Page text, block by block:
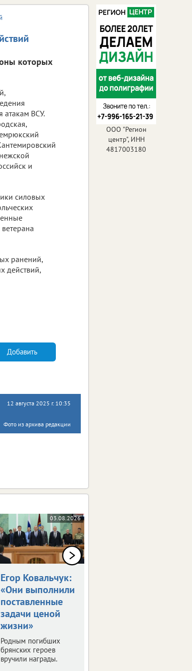
которых
атакам ВСУ.
и
силовых
ранений,
действий,
Добавить
12 августа 2025 г. 10:35
Фото из архива редакции
03.08.2026
Егор Ковальчук:
«Они выполнили
поставленные
задачи ценой
жизни»
Родным погибших
брянских героев
вручили награды.
ООО "Регион
центр", ИНН
4817003180